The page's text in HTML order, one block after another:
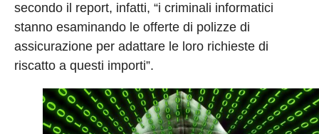
secondo il report, infatti, “i criminali informatici
stanno esaminando le offerte di polizze di
assicurazione per adattare le loro richieste di
riscatto a questi importi”.